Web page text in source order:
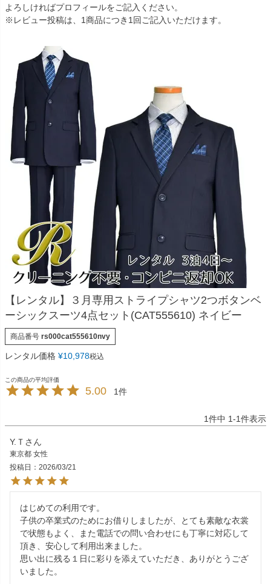
ジュエリー 音楽雑貨
08 送料・お支払い
送料・決済方法
お問い合わせ
電話・メール・LINE
Photography
写真スタジオ APS
Angel's Photo Studio
対応 七五三・発表会・記念撮影
Web または お電話
特典 ヘアメイク・着付け
スタジオを予約 →
よろしければプロフィールをご記入ください。
※レビュー投稿は、1商品につき1回ご記入いただけます。
【レンタル】３月専用ストライプシャツ2つボタンベ
ーシックスーツ4点セット(CAT555610) ネイビー
商品番号 rs000cat555610nvy
レンタル価格 ¥10,978税込
5.00 1
1件中 1-1件表示
Y.Ｔ
東京都 女性
投稿日
2026/03/21
はじめての利用です。
子供の卒業式のためにお借りしましたが、とても素敵な衣裳
で状態もよく、また電話での問い合わせにも丁寧に対応して
頂き、安心して利用出来ました。
思い出に残る１日に彩りを添えていただき、ありがとうござ
いました。